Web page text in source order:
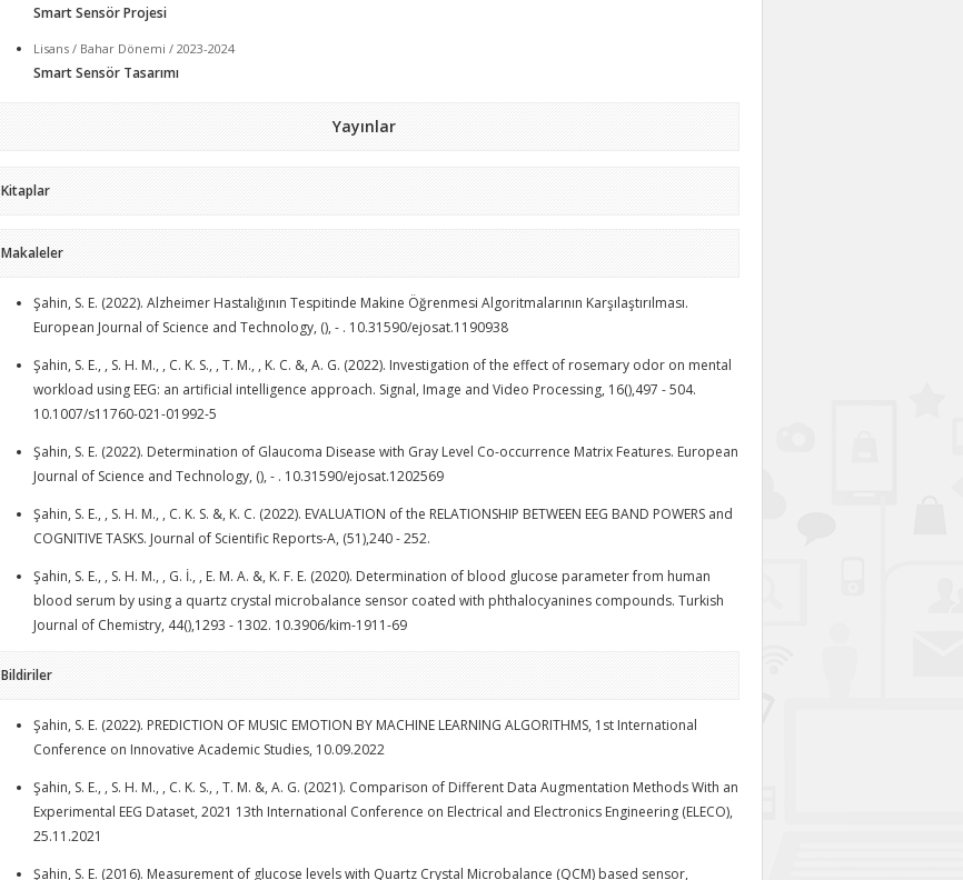
Smart Sensör Projesi
Lisans / Bahar Dönemi / 2023-2024
Smart Sensör Tasarımı
Yayınlar
Kitaplar
Makaleler
Şahin, S. E. (2022). Alzheimer Hastalığının Tespitinde Makine Öğrenmesi Algoritmalarının Karşılaştırılması.
European Journal of Science and Technology, (), - . 10.31590/ejosat.1190938
Şahin, S. E., , S. H. M., , C. K. S., , T. M., , K. C. &, A. G. (2022). Investigation of the effect of rosemary odor on mental
workload using EEG: an artificial intelligence approach. Signal, Image and Video Processing, 16(),497 - 504.
10.1007/s11760-021-01992-5
Şahin, S. E. (2022). Determination of Glaucoma Disease with Gray Level Co-occurrence Matrix Features. European
Journal of Science and Technology, (), - . 10.31590/ejosat.1202569
Şahin, S. E., , S. H. M., , C. K. S. &, K. C. (2022). EVALUATION of the RELATIONSHIP BETWEEN EEG BAND POWERS and
COGNITIVE TASKS. Journal of Scientific Reports-A, (51),240 - 252.
Şahin, S. E., , S. H. M., , G. İ., , E. M. A. &, K. F. E. (2020). Determination of blood glucose parameter from human
blood serum by using a quartz crystal microbalance sensor coated with phthalocyanines compounds. Turkish
Journal of Chemistry, 44(),1293 - 1302. 10.3906/kim-1911-69
Bildiriler
Şahin, S. E. (2022). PREDICTION OF MUSIC EMOTION BY MACHINE LEARNING ALGORITHMS, 1st International
Conference on Innovative Academic Studies, 10.09.2022
Şahin, S. E., , S. H. M., , C. K. S., , T. M. &, A. G. (2021). Comparison of Different Data Augmentation Methods With an
Experimental EEG Dataset, 2021 13th International Conference on Electrical and Electronics Engineering (ELECO),
25.11.2021
Şahin, S. E. (2016). Measurement of glucose levels with Quartz Crystal Microbalance (QCM) based sensor,